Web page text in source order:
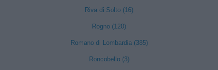
Riva di Solto (16)
Rogno (120)
Romano di Lombardia (385)
Roncobello (3)